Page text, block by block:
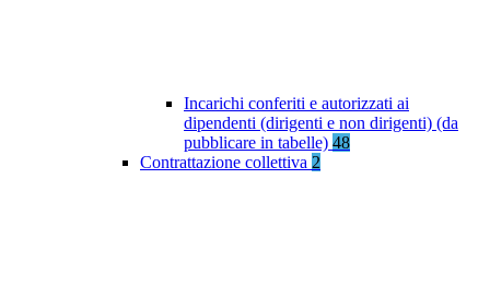
Incarichi conferiti e autorizzati ai
dipendenti (dirigenti e non dirigenti) (da
pubblicare in tabelle) 48
Contrattazione collettiva 2